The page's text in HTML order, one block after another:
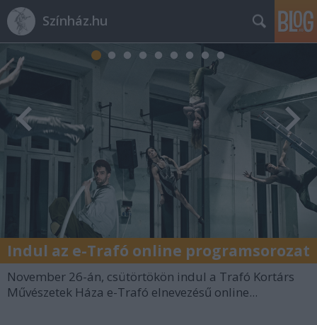
Színház.hu
Indul az e-Trafó online programsorozat
November 26-án, csütörtökön indul a Trafó Kortárs
Művészetek Háza e-Trafó elnevezésű online...